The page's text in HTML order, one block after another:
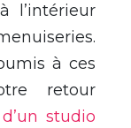
l’intérieur
à ces
retour
studio